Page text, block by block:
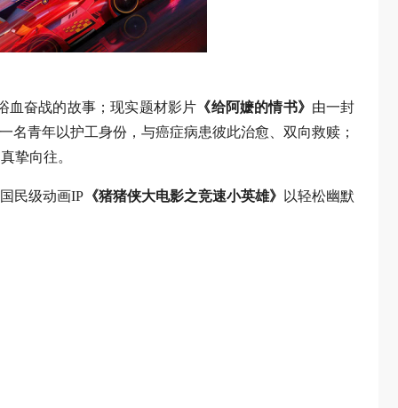
血奋战的故事；现实题材影片 《给阿嬷的情书》 由一封
名青年以护工身份，与癌症病患彼此治愈、双向救赎；
挚向往。
民级动画IP 《猪猪侠大电影之竞速小英雄》 以轻松幽默